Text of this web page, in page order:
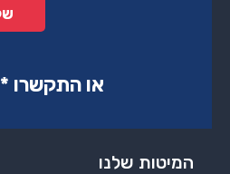
או התקשרו ‏*2129‏
המיטות שלנו